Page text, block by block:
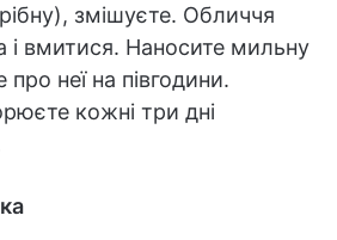
змішуєте. Обличчя
вмитися. Наносите мильну
про неї на півгодини.
кожні три дні